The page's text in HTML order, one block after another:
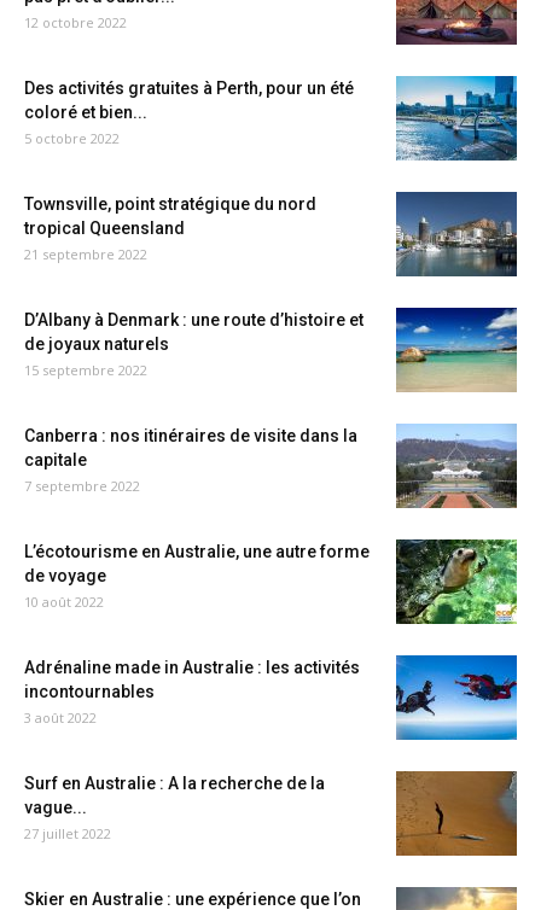
12 octobre 2022
Des activités gratuites à Perth, pour un été
coloré et bien...
5 octobre 2022
Townsville, point stratégique du nord
tropical Queensland
21 septembre 2022
D’Albany à Denmark : une route d’histoire et
de joyaux naturels
15 septembre 2022
Canberra : nos itinéraires de visite dans la
capitale
7 septembre 2022
L’écotourisme en Australie, une autre forme
de voyage
10 août 2022
Adrénaline made in Australie : les activités
incontournables
3 août 2022
Surf en Australie : A la recherche de la
vague...
27 juillet 2022
Skier en Australie : une expérience que l’on